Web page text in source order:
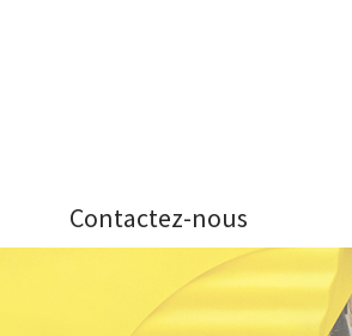
Contactez-nous